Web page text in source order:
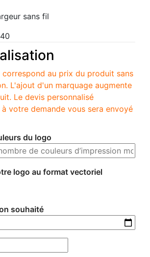
sans fil
correspond au prix du produit sans
L'ajout d'un marquage augmente
Le devis personnalisé
votre demande vous sera envoyé
du logo
logo au format vectoriel
souhaité